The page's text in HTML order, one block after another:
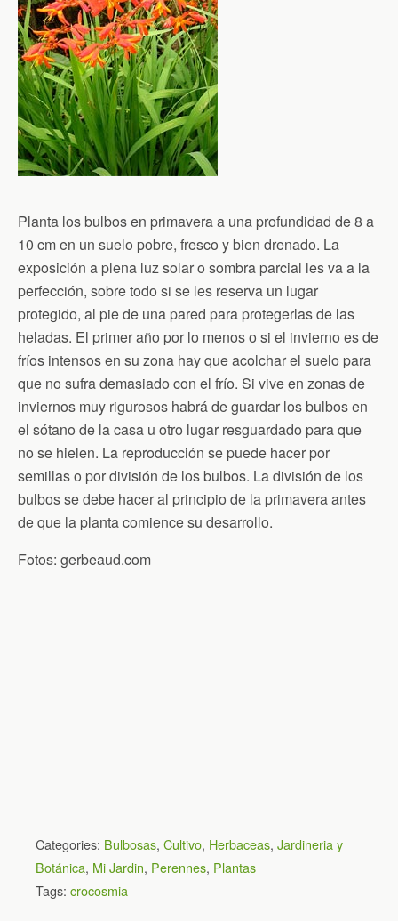
Planta los bulbos en primavera a una profundidad de 8 a
10 cm en un suelo pobre, fresco y bien drenado. La
exposición a plena luz solar o sombra parcial les va a la
perfección, sobre todo si se les reserva un lugar
protegido, al pie de una pared para protegerlas de las
heladas. El primer año por lo menos o si el invierno es de
fríos intensos en su zona hay que acolchar el suelo para
que no sufra demasiado con el frío. Si vive en zonas de
inviernos muy rigurosos habrá de guardar los bulbos en
el sótano de la casa u otro lugar resguardado para que
no se hielen. La reproducción se puede hacer por
semillas o por división de los bulbos. La división de los
bulbos se debe hacer al principio de la primavera antes
de que la planta comience su desarrollo.
Fotos: gerbeaud.com
Categories: Bulbosas, Cultivo, Herbaceas, Jardineria y
Botánica, Mi Jardin, Perennes, Plantas
Tags: crocosmia